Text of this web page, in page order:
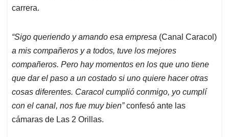
carrera.
“Sigo queriendo y amando esa empresa (Canal Caracol)
a mis compañeros y a todos, tuve los mejores
compañeros. Pero hay momentos en los que uno tiene
que dar el paso a un costado si uno quiere hacer otras
cosas diferentes. Caracol cumplió conmigo, yo cumplí
con el canal, nos fue muy bien”confesó ante las
cámaras de Las 2 Orillas.